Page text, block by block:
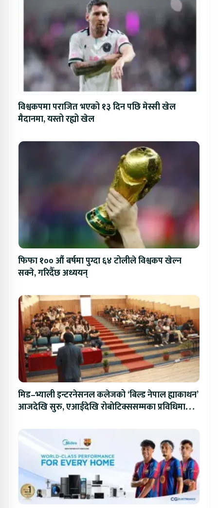
विश्वकपमा पराजित भएको १३ दिन पछि मेस्सी खेल
मैदानमा, यस्तो रह्यो खेल
फिफा १०० औं बर्षमा पुग्दा ६४ टोलीले विश्वकप खेल्न
सक्ने, गरिदैँछ अध्ययन्
मिड–भ्याली इन्टरनेसनल कलेजको ‘बिल्ड नेपाल ह्याकाथन’
आजदेखि सुरु, एआईदेखि रोबोटिक्ससम्मका प्रविधिमा